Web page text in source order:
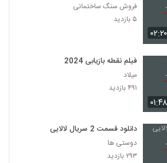
۰۲:۲۰
فروش سنگ ساختمانی
۵ بازدید
فیلم نقطه بازیابی 2024
میلاد
۴۹۱ بازدید
دانلود قسمت 2 سریال لالایی
دوستی ها
۲۹۳ بازدید